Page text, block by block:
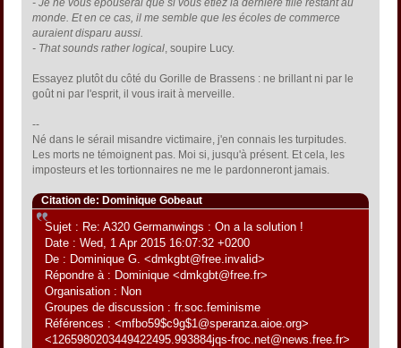
- Je ne vous épouserai que si vous étiez la dernière fille restant au
monde. Et en ce cas, il me semble que les écoles de commerce
auraient disparu aussi.
- That sounds rather logical, soupire Lucy.
Essayez plutôt du côté du Gorille de Brassens : ne brillant ni par le
goût ni par l'esprit, il vous irait à merveille.
--
Né dans le sérail misandre victimaire, j'en connais les turpitudes.
Les morts ne témoignent pas. Moi si, jusqu'à présent. Et cela, les
imposteurs et les tortionnaires ne me le pardonneront jamais.
Citation de: Dominique Gobeaut
Sujet : Re: A320 Germanwings : On a la solution !
Date : Wed, 1 Apr 2015 16:07:32 +0200
De : Dominique G. <dmkgbt@free.invalid>
Répondre à : Dominique <dmkgbt@free.fr>
Organisation : Non
Groupes de discussion : fr.soc.feminisme
Références : <mfbo59$c9g$1@speranza.aioe.org>
<1265980203449422495.993884jqs-froc.net@news.free.fr>